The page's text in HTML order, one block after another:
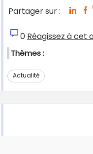
Partager sur :
0 Réagissez à cet
Thèmes :
Actualité